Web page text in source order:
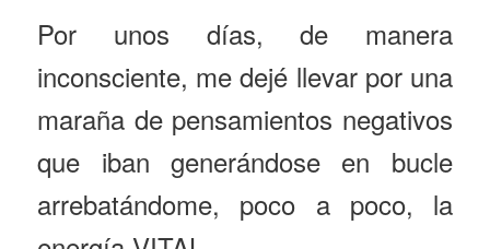
Por unos días, de manera
inconsciente, me dejé llevar por una
maraña de pensamientos negativos
que iban generándose en bucle
arrebatándome, poco a poco, la